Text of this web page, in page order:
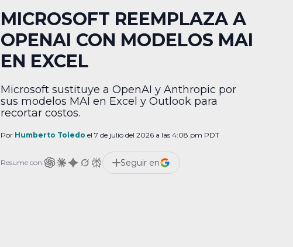
MICROSOFT REEMPLAZA A
OPENAI CON MODELOS MAI
EN EXCEL
Microsoft sustituye a OpenAI y Anthropic por
sus modelos MAI en Excel y Outlook para
recortar costos.
Por Humberto Toledo el 7 de julio del 2026 a las 4:08 pm PDT
Resume con: Seguir en